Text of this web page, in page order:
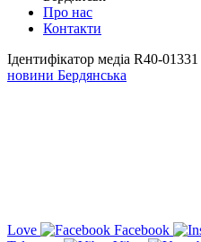
Про нас
Контакти
Ідентифікатор медіа R40-01331
новини Бердянська
Love
Facebook